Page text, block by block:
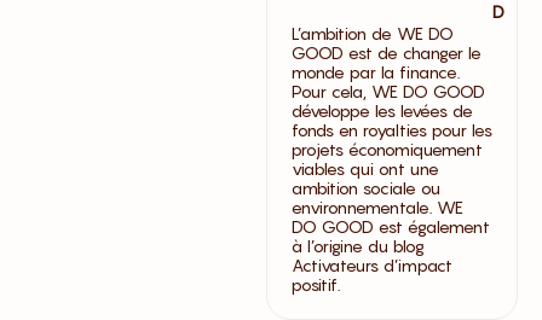
D
L’ambition de WE DO
GOOD est de changer le
monde par la finance.
Pour cela, WE DO GOOD
développe les levées de
fonds en royalties pour les
projets économiquement
viables qui ont une
ambition sociale ou
environnementale. WE
DO GOOD est également
à l’origine du blog
Activateurs d’impact
positif.